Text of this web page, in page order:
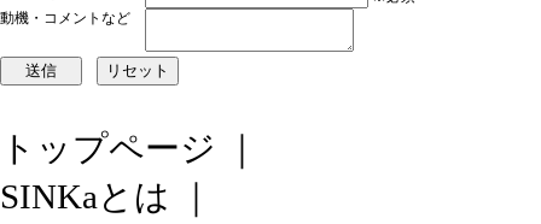
動機・コメントなど
トップページ ｜
SINKaとは ｜